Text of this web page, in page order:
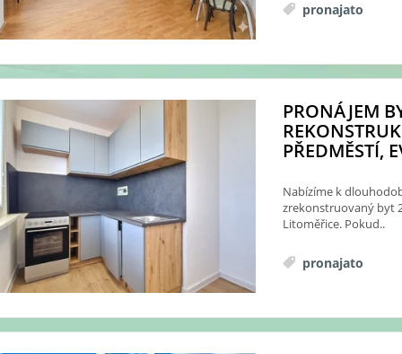
pronajato
PRONÁJEM
PŘEDMĚSTÍ,
Nabízíme k
zrekonstruovaný byt
Litoměřice. Pokud..
pronajato